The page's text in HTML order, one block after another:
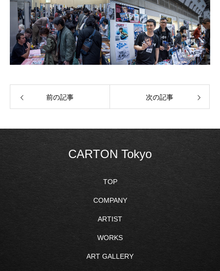
前の記事 次の記事
CARTON Tokyo
TOP
COMPANY
ARTIST
WORKS
ART GALLERY